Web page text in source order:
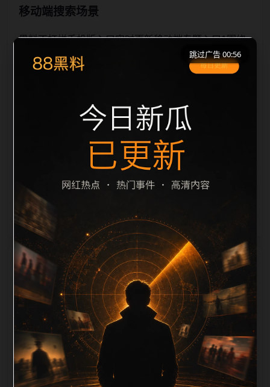
移动端搜索场景
黑料不打烊手机版入口实时更新移动端专题入口1围绕
黑料不打烊手机版入口和实时更新展开，适合移动端用
户在短时间内理解页面主题、入口路径和延伸阅读方
片说明一致，减少无关词堆砌，避免同一批页面出现高
度重复。从搜索体验看，用户通常先看标题是否明确，
再看摘要是否说明更新范围，随后通过栏目入口继续浏
览同类内容。因此本页保留面包屑、同类推荐、热门推
荐、上一篇下一篇和 sitemap 入口，让重要页面点击深
度控制在三次以内。后续更新会围绕实时更新持续补充
新内容，每次新增保持少量、稳定、
栏目内容归集
相关，图片文件名和 alt/title 也跟随主关键词、栏目词
和文章标题生成。如果采集内容缺少图片，将使用同主
题默认图兜底；如果标题过短、描述为空、正文摘要不
足或关键词连续重复，则不进入发布队列。本页还加入
常见问题和站内推荐，帮助用户从一个入口跳转到同类
页面、专题合集和热榜内容，提升停留时间和页面可抓
跳过广告 00:56